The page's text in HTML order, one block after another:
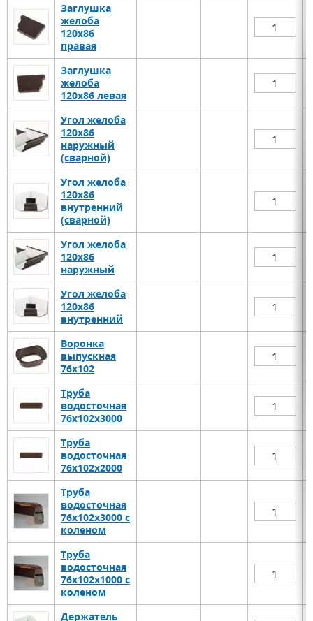
Заглушка
желоба
120х86
правая
Заглушка
желоба
120х86 левая
Угол желоба
120х86
наружный
(сварной)
Угол желоба
120х86
внутренний
(сварной)
Угол желоба
120х86
наружный
Угол желоба
120х86
внутренний
Воронка
выпускная
76х102
Труба
водосточная
76х102х3000
Труба
водосточная
76х102х2000
Труба
водосточная
76х102х3000 с
коленом
Труба
водосточная
76х102х1000 с
коленом
Держатель